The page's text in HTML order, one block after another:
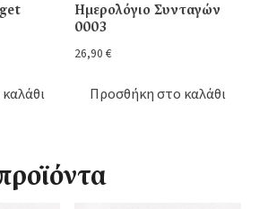
Ημερολόγιο Συνταγών
0003
26,90 €
Προσθήκη στο καλάθι